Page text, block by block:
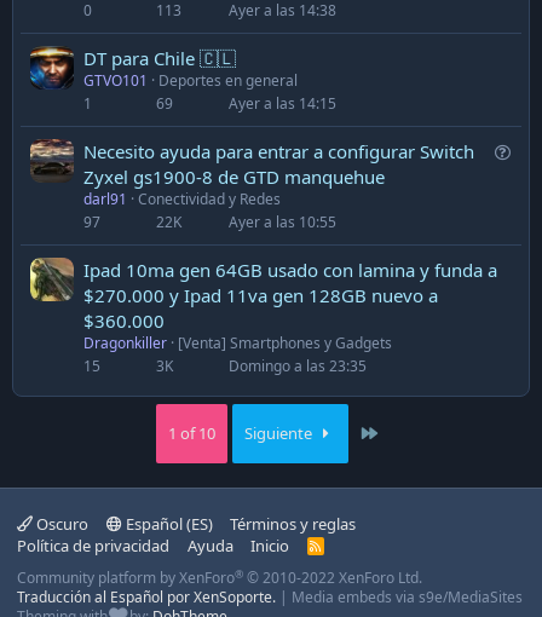
0
113 Ayer a las 14:38
DT para Chile 🇨🇱
GTVO101
Deportes en general
1
69 Ayer a las 14:15
t
Necesito ayuda para entrar a configurar Switch
Zyxel gs1900-8 de GTD manquehue
darl91
Conectividad y Redes
97
22K Ayer a las 10:55
Ipad 10ma gen 64GB usado con lamina y funda a
$270.000 y Ipad 11va gen 128GB nuevo a
$360.000
Dragonkiller [Venta] Smartphones y Gadgets
15
3K Domingo a las 23:35
1 of 10 Siguiente
Oscuro Español (ES)
Términos y reglas
Política de privacidad
Ayuda Inicio
R
S
Community platform by XenForo® © 2010-2022 XenForo Ltd.
Traducción al Español por XenSoporte. | Media embeds via s9e/MediaSites